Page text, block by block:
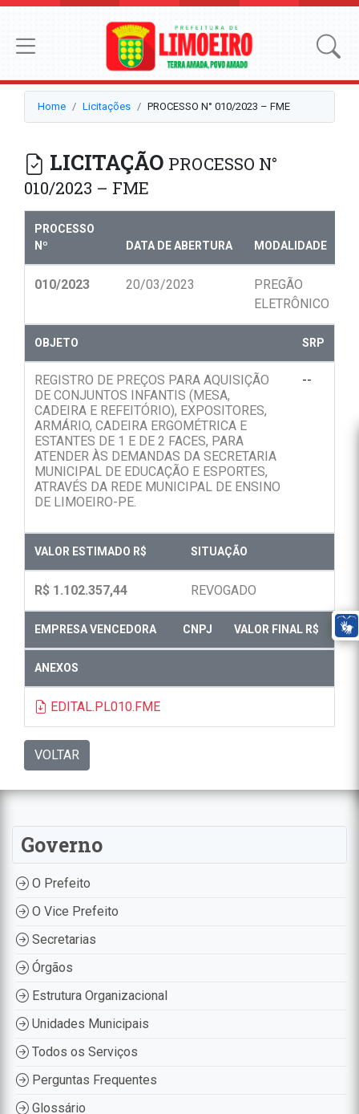
Home Licitações PROCESSO N° 010/2023 – FME
LICITAÇÃO PROCESSO N°
010/2023 – FME
PROCESSO
Nº
DATA DE ABERTURA MODALIDADE
010/2023 20/03/2023
PREGÃO
ELETRÔNICO
OBJETO SRP
REGISTRO DE PREÇOS PARA AQUISIÇÃO
DE CONJUNTOS INFANTIS (MESA,
CADEIRA E REFEITÓRIO), EXPOSITORES,
ARMÁRIO, CADEIRA ERGOMÉTRICA E
ESTANTES DE 1 E DE 2 FACES, PARA
ATENDER ÀS DEMANDAS DA SECRETARIA
MUNICIPAL DE EDUCAÇÃO E ESPORTES,
ATRAVÉS DA REDE MUNICIPAL DE ENSINO
DE LIMOEIRO-PE.
--
VALOR ESTIMADO R$ SITUAÇÃO
R$ 1.102.357,44 REVOGADO
EMPRESA VENCEDORA CNPJ VALOR FINAL R$
ANEXOS
EDITAL.PL010.FME
VOLTAR
Governo
O Prefeito
O Vice Prefeito
Secretarias
Órgãos
Estrutura Organizacional
Unidades Municipais
Todos os Serviços
Perguntas Frequentes
Glossário